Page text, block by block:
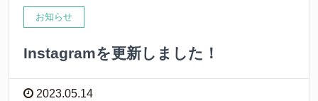
お知らせ
Instagramを更新しました！
2023.05.14